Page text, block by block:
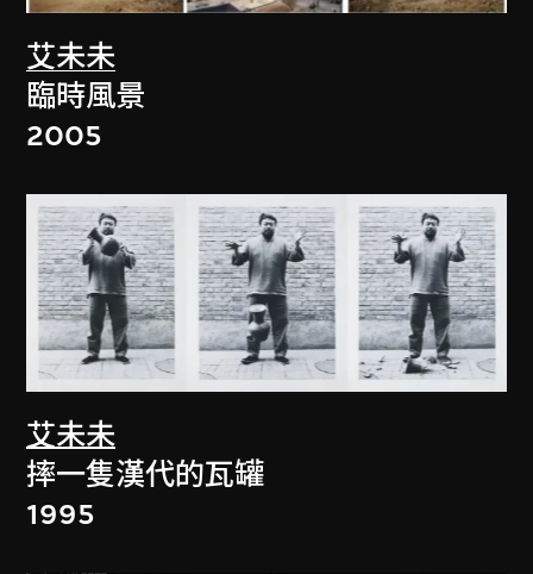
艾未未
臨時風景
2005
艾未未
摔一隻漢代的瓦罐
1995